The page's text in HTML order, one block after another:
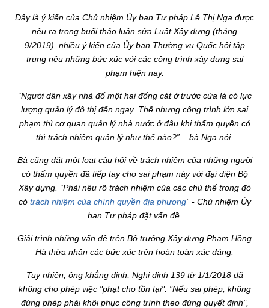
Đây là ý kiến của Chủ nhiệm Ủy ban Tư pháp Lê Thị Nga được
nêu ra trong buổi thảo luận sửa Luật Xây dựng (tháng
9/2019), nhiều ý kiến của Ủy ban Thường vụ Quốc hội tập
trung nêu những bức xúc với các công trình xây dựng sai
phạm hiện nay.
“Người dân xây nhà đổ một hai đống cát ở trước cửa là có lực
lượng quản lý đô thị đến ngay. Thế nhưng công trình lớn sai
phạm thì cơ quan quản lý nhà nước ở đâu khi thẩm quyền có
thì trách nhiệm quản lý như thế nào?” – bà Nga nói.
Bà cũng đặt một loạt câu hỏi về trách nhiệm của những người
có thẩm quyền đã tiếp tay cho sai phạm này với đại diện Bộ
Xây dựng. “Phải nêu rõ trách nhiệm của các chủ thể trong đó
có trách nhiệm của chính quyền địa phương” - Chủ nhiệm Ủy
ban Tư pháp đặt vấn đề.
Giải trình những vấn đề trên Bộ trưởng Xây dựng Phạm Hồng
Hà thừa nhận các bức xúc trên hoàn toàn xác đáng.
Tuy nhiên, ông khẳng định, Nghị định 139 từ 1/1/2018 đã
không cho phép việc "phạt cho tồn tại". "Nếu sai phép, không
đúng phép phải khôi phục công trình theo đúng quyết định",